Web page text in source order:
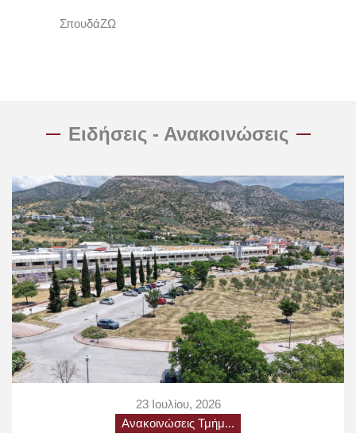
ΣπουδάΖΩ
Ειδήσεις - Ανακοινώσεις
23 Ιουλίου, 2026
Ανακοινώσεις Τμήμ...